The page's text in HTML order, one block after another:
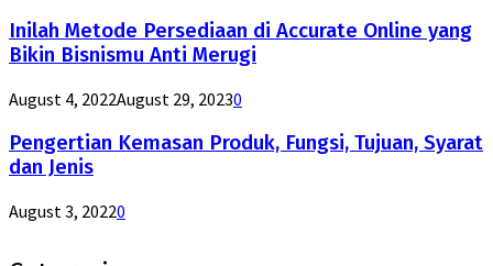
Inilah Metode Persediaan di Accurate Online yang
Bikin Bisnismu Anti Merugi
August 4, 2022August 29, 20230
Pengertian Kemasan Produk, Fungsi, Tujuan, Syarat
dan Jenis
August 3, 20220